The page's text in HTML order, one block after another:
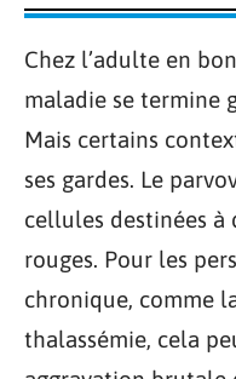
Chez l’adulte en
maladie se termine
Mais certains
ses gardes. Le
cellules destinées à
rouges. Pour les
chronique, comme
thalassémie, cela